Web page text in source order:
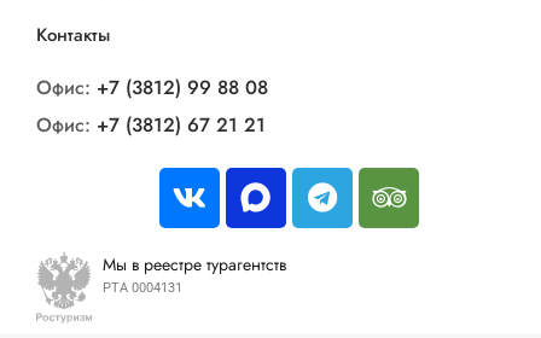
Контакты
Офис: +7 (3812) 99 88 08
Офис: +7 (3812) 67 21 21
Мы в реестре турагентств
РТА 0004131